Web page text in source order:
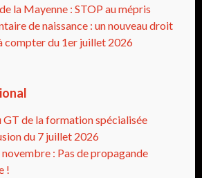
la Mayenne : STOP au mépris
de naissance : un nouveau droit
compter du 1er juillet 2026
GT de la formation spécialisée
du 7 juillet 2026
: Pas de propagande
!